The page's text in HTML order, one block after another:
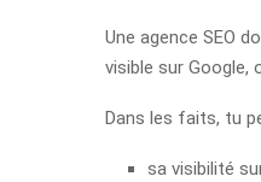
Une agence SEO
visible sur Google,
Dans les faits, tu
sa visibilité